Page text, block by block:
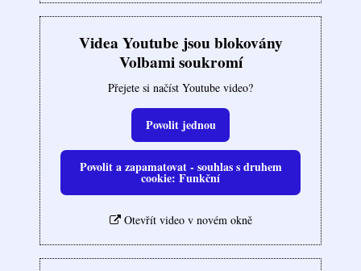
Videa Youtube jsou blokovány
Volbami soukromí
Přejete si načíst Youtube video?
Povolit jednou
Povolit a zapamatovat - souhlas s druhem
cookie: Funkční
Otevřít video v novém okně